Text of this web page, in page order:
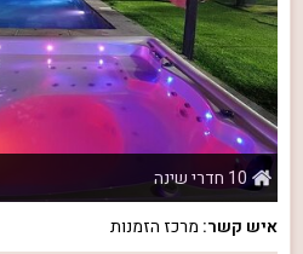
10 חדרי שינה
איש קשר: מרכז הזמנות